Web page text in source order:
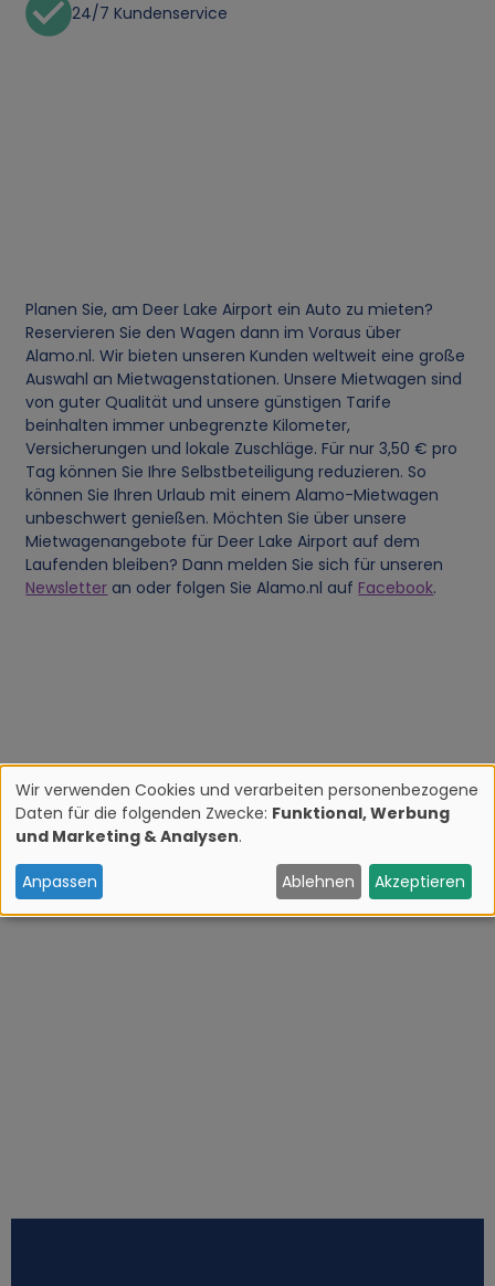
24/7 Kundenservice
Planen Sie, am Deer Lake Airport ein Auto zu mieten?
Reservieren Sie den Wagen dann im Voraus über
Alamo.nl. Wir bieten unseren Kunden weltweit eine große
Auswahl an Mietwagenstationen. Unsere Mietwagen sind
von guter Qualität und unsere günstigen Tarife
beinhalten immer unbegrenzte Kilometer,
Versicherungen und lokale Zuschläge. Für nur 3,50 € pro
Tag können Sie Ihre Selbstbeteiligung reduzieren. So
können Sie Ihren Urlaub mit einem Alamo-Mietwagen
unbeschwert genießen. Möchten Sie über unsere
Mietwagenangebote für Deer Lake Airport auf dem
Laufenden bleiben? Dann melden Sie sich für unseren
Newsletter an oder folgen Sie Alamo.nl auf Facebook.
V
e
r
Wir verwenden Cookies und verarbeiten personenbezogene
Daten für die folgenden Zwecke: Funktional, Werbung
und Marketing & Analysen.
Anpassen Ablehnen Akzeptieren